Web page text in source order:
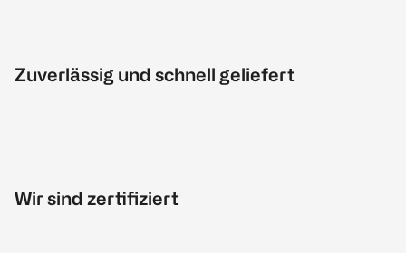
Zuverlässig und schnell geliefert
Wir sind zertifiziert